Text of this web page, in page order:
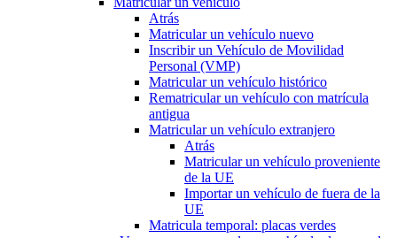
Atrás
Matricular un vehículo nuevo
Inscribir un Vehículo de Movilidad
Personal (VMP)
Matricular un vehículo histórico
Rematricular un vehículo con matrícula
antigua
Matricular un vehículo extranjero
Atrás
Matricular un vehículo proveniente
de la UE
Importar un vehículo de fuera de la
UE
Matricula temporal: placas verdes